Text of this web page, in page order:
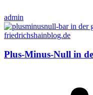
admin
Plus-Minus-Null in